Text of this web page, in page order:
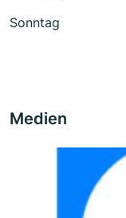
Sonntag
Medien